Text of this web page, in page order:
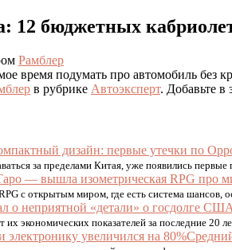
12 бюджетных
Рамблер
время подумать про автомобиль без
в рубрике Автоэксперт. Добавьте в
за пределами Китая, уже появились
с открытым миром, где есть система шансов,
экономических показателей за последние 20